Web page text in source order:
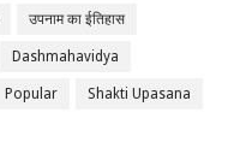
उपनाम का ईतिहास
Dashmahavidya
Popular Shakti Upasana